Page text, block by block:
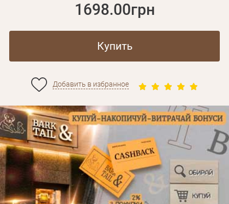
1698.00грн
Купить
Добавить в избранное